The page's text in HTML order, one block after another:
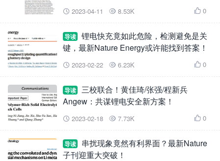
 2023-04-11  8.53K  0
导读
锂电快充竟如此危险，检测避免是关
键，最新Nature Energy或许能找到答案！
 2023-02-22  6.23K  0
导读
三校联合！黄佳琦/张强/程新兵
Angew：共谋锂电安全新方案！
 2023-02-18  7.73K  0
导读
串扰现象竟然有利界面？最新Nature
子刊迎重大突破！